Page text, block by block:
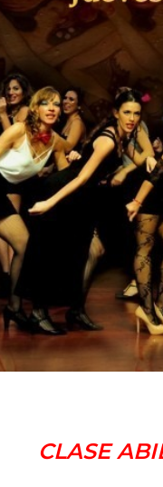
Inicio»Clase Abierta
CLASE